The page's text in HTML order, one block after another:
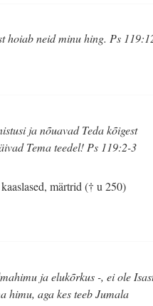
hoiab neid minu hing. Ps
ja nõuavad Teda kõigest
Tema teedel! Ps 119:2-3
märtrid († u 250)
ja elukõrkus -, ei ole
himu, aga kes teeb Jumala